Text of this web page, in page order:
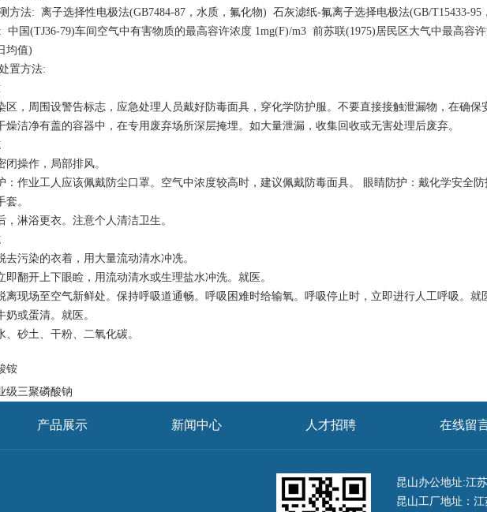
方法: 离子选择性电极法(GB7484-87，水质，氟化物) 石灰滤纸-氟离子选择电极法(GB/T15433-
中国(TJ36-79)车间空气中有害物质的最高容许浓度 1mg(F)/m3 前苏联(1975)居民区大气中最高容许
均值)
置方法:
区，周围设警告标志，应急处理人员戴好防毒面具，穿化学防护服。不要直接接触泄漏物，在确
燥洁净有盖的容器中，在专用废弃场所深层掩埋。如大量泄漏，收集回收或无害处理后废弃。
闭操作，局部排风。
：作业工人应该佩戴防尘口罩。空气中浓度较高时，建议佩戴防毒面具。 眼睛防护：戴化学安全
套。
，淋浴更衣。注意个人清洁卫生。
去污染的衣着，用大量流动清水冲冼。
即翻开上下眼睑，用流动清水或生理盐水冲洗。就医。
离现场至空气新鲜处。保持呼吸道通畅。呼吸困难时给输氧。呼吸停止时，立即进行人工呼吸。就
奶或蛋清。就医。
、砂土、干粉、二氧化碳。
铵
级三聚磷酸钠
产品展示 新闻中心 人才招聘 在线留
昆山办公地址:江
昆山工厂地址：